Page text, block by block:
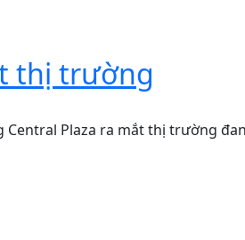
thị trường
Plaza ra mắt thị trường